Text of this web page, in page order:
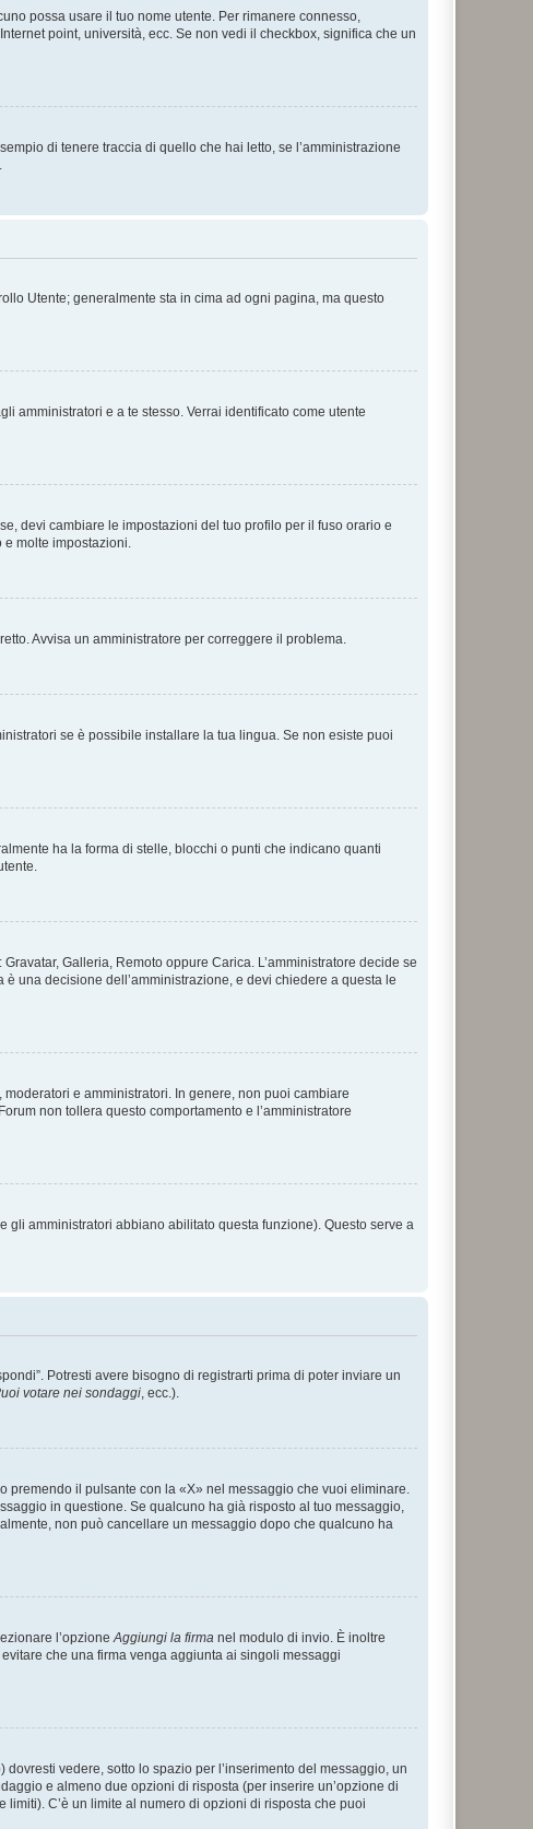
possa usare il tuo nome utente. Per rimanere connesso,
point, università, ecc. Se non vedi il checkbox, significa che un
di tenere traccia di quello che hai letto, se l’amministrazione
Utente; generalmente sta in cima ad ogni pagina, ma questo
amministratori e a te stesso. Verrai identificato come utente
devi cambiare le impostazioni del tuo profilo per il fuso orario e
e molte impostazioni.
Avvisa un amministratore per correggere il problema.
se è possibile installare la tua lingua. Se non esiste puoi
ha la forma di stelle, blocchi o punti che indicano quanti
Galleria, Remoto oppure Carica. L’amministratore decide se
una decisione dell’amministrazione, e devi chiedere a questa le
e amministratori. In genere, non puoi cambiare
non tollera questo comportamento e l’amministratore
amministratori abbiano abilitato questa funzione). Questo serve a
Potresti avere bisogno di registrarti prima di poter inviare un
votare nei sondaggi, ecc.).
premendo il pulsante con la «X» nel messaggio che vuoi eliminare.
in questione. Se qualcuno ha già risposto al tuo messaggio,
non può cancellare un messaggio dopo che qualcuno ha
l’opzioneAggiungi la firma nel modulo di invio. È inoltre
che una firma venga aggiunta ai singoli messaggi
vedere, sotto lo spazio per l’inserimento del messaggio, un
e almeno due opzioni di risposta (per inserire un’opzione di
C’è un limite al numero di opzioni di risposta che puoi